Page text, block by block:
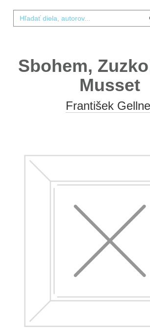
Sbohem,
Musset
František